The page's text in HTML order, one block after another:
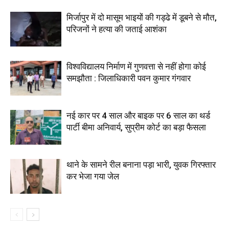
मिर्जापुर में दो मासूम भाइयों की गड्ढे में डूबने से मौत,
परिजनों ने हत्या की जताई आशंका
विश्वविद्यालय निर्माण में गुणवत्ता से नहीं होगा कोई
समझौता : जिलाधिकारी पवन कुमार गंगवार
नई कार पर 4 साल और बाइक पर 6 साल का थर्ड
पार्टी बीमा अनिवार्य, सुप्रीम कोर्ट का बड़ा फैसला
थाने के सामने रील बनाना पड़ा भारी, युवक गिरफ्तार
कर भेजा गया जेल